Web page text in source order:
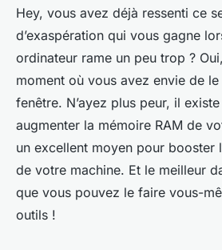
Comment
vitesse de son
ajoutant de la
armelle•18 février 2024 •3 min de
Hey, vous avez déjà ressenti ce
d’exaspération qui vous gagne
ordinateur rame un peu trop ?
moment où vous avez envie de
fenêtre. N’ayez plus peur, il
augmenter la mémoire RAM de
un excellent moyen pour booster
de votre machine. Et le meilleur
que vous pouvez le faire vous-
outils !